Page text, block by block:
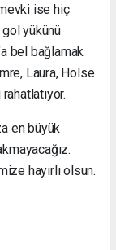
ise hiç
gol yükünü
bel bağlamak
Laura, Holse
en büyük
hayırlı olsun.